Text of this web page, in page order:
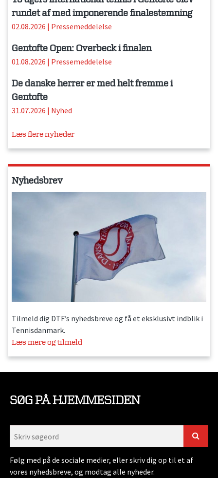
rundet af med imponerende finalestemning
02.08.2026 | Pressemeddelelse
Gentofte Open: Overbeck i finalen
01.08.2026 | Pressemeddelelse
De danske herrer er med helt fremme i
Gentofte
31.07.2026 | Nyhed
Læs flere nyheder
Nyhedsbrev
Tilmeld dig DTF’s nyhedsbreve og få et eksklusivt indblik i
Tennisdanmark.
Læs mere og tilmeld
SØG PÅ HJEMMESIDEN
Følg med på de sociale medier, eller skriv dig op til et af
vores nyhedsbreve, og modtag alle nyheder.